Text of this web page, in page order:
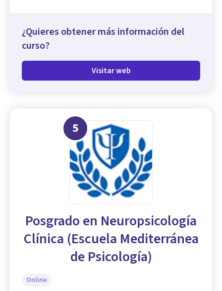
¿Quieres obtener más información del
curso?
Visitar web
5
Posgrado en Neuropsicología
Clínica (Escuela Mediterránea
de Psicología)
Online